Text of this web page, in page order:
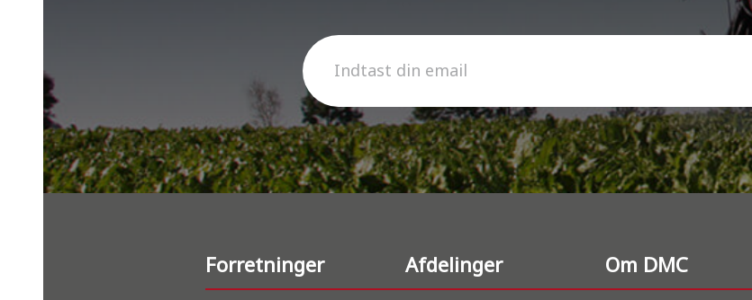
Indtast din email
Forretninger Afdelinger Om DMC